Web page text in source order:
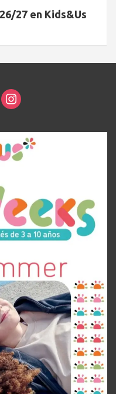
27 en Kids&Us
instagram